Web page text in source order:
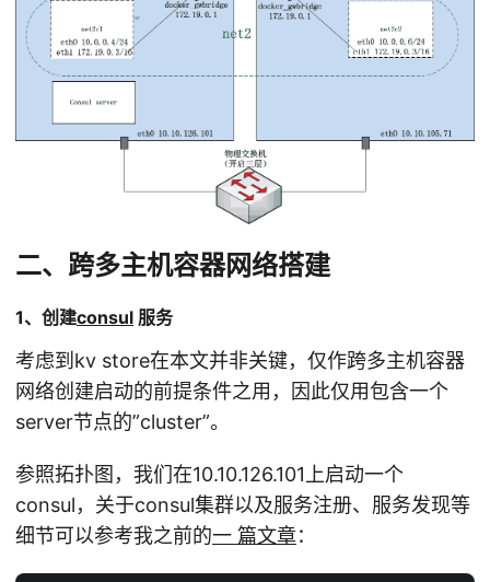
二、跨多主机容器网络搭建
1、创建consul 服务
考虑到kv store在本文并非关键，仅作跨多主机容器
网络创建启动的前提条件之用，因此仅用包含一个
server节点的”cluster”。
参照拓扑图，我们在10.10.126.101上启动一个
consul，关于consul集群以及服务注册、服务发现等
细节可以参考我之前的一 篇文章：